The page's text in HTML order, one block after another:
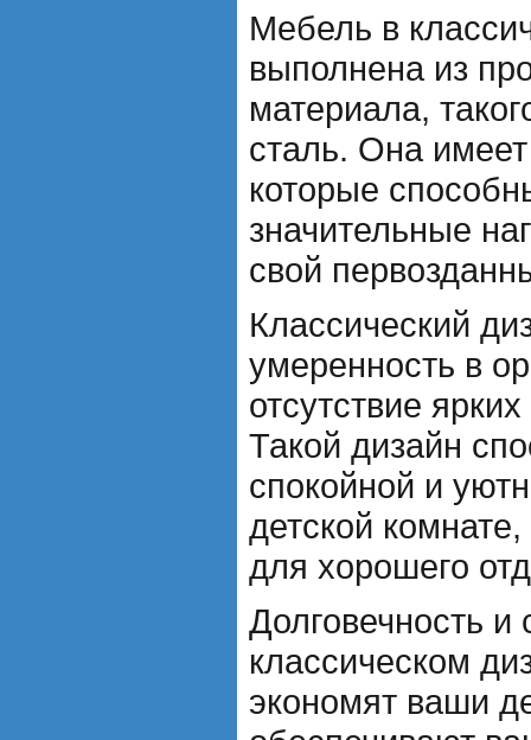
Мебель в
выполнена из
материала,
сталь. Она
которые
значительные
свой
Классический
умеренность в
отсутствие
Такой дизайн
спокойной и
детской
для хорошего
Долговечность и
классическом
экономят ваши